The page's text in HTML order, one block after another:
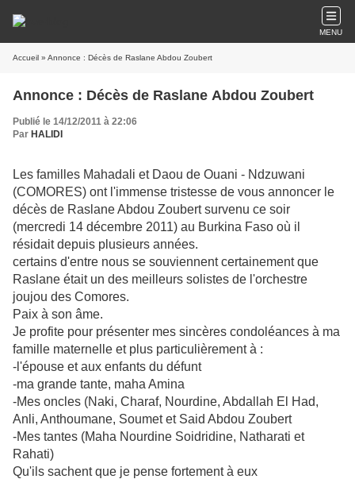
MENU
Accueil » Annonce : Décès de Raslane Abdou Zoubert
Annonce : Décès de Raslane Abdou Zoubert
Publié le 14/12/2011 à 22:06
Par HALIDI
Les familles Mahadali et Daou de Ouani - Ndzuwani
(COMORES) ont l'immense tristesse de vous annoncer le
décès de Raslane Abdou Zoubert survenu ce soir
(mercredi 14 décembre 2011) au Burkina Faso où il
résidait depuis plusieurs années.
certains d'entre nous se souviennent certainement que
Raslane était un des meilleurs solistes de l'orchestre
joujou des Comores.
Paix à son âme.
Je profite pour présenter mes sincères condoléances à ma
famille maternelle et plus particulièrement à :
-l'épouse et aux enfants du défunt
-ma grande tante, maha Amina
-Mes oncles (Naki, Charaf, Nourdine, Abdallah El Had,
Anli, Anthoumane, Soumet et Said Abdou Zoubert
-Mes tantes (Maha Nourdine Soidridine, Natharati et
Rahati)
Qu'ils sachent que je pense fortement à eux